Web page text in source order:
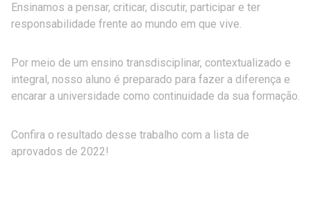
Ensinamos a pensar, criticar, discutir, participar e ter
responsabilidade frente ao mundo em que vive.
Por meio de um ensino transdisciplinar, contextualizado e
integral, nosso aluno é preparado para fazer a diferença e
encarar a universidade como continuidade da sua formação.
Confira o resultado desse trabalho com a lista de
aprovados de 2022!